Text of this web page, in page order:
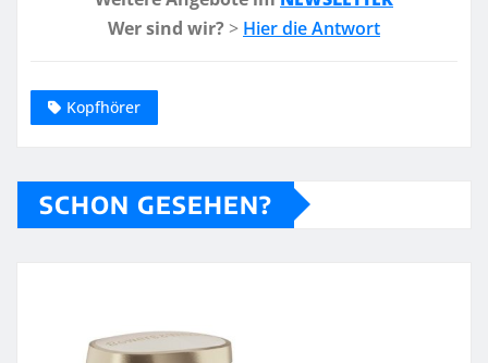
Wer sind wir? > Hier die Antwort
Kopfhörer
SCHON GESEHEN?